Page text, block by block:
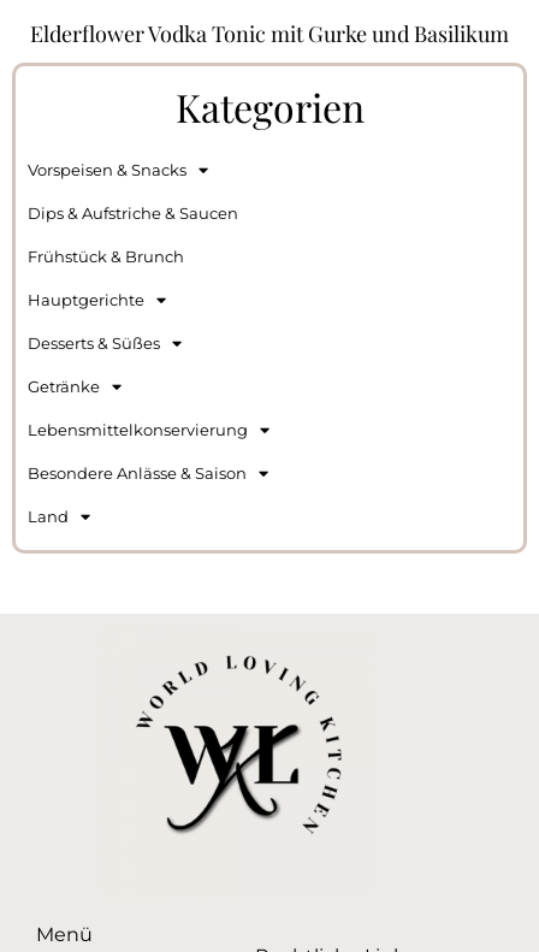
Elderflower Vodka Tonic mit Gurke und Basilikum
Kategorien
Vorspeisen & Snacks
Dips & Aufstriche & Saucen
Frühstück & Brunch
Hauptgerichte
Desserts & Süßes
Getränke
Lebensmittelkonservierung
Besondere Anlässe & Saison
Land
Menü